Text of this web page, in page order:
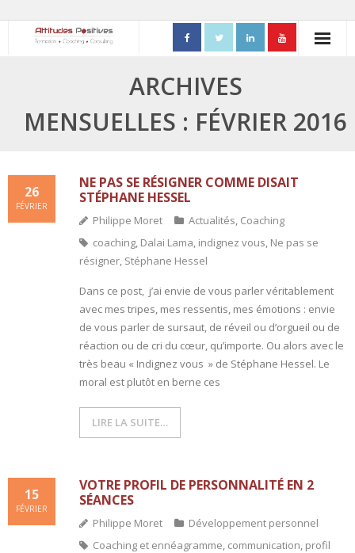
- Process Communication
- Adapter sa posture managériale
- Process Vente
- Triangle de Karpman
- Quality Teams
- L'intelligence émotionnelle
COACHING et CONSULTING
- Consulting
BLOG
ARCHIVES
MENSUELLES : FÉVRIER 2016
NE PAS SE RÉSIGNER COMME DISAIT
STÉPHANE HESSEL
26
FÉVRIER
Philippe Moret Actualités, Coaching
coaching, Dalai Lama, indignez vous, Ne pas se
résigner, Stéphane Hessel
Dans ce post, j’ai envie de vous parler véritablement
avec mes tripes, mes ressentis, mes émotions : envie
de vous parler de sursaut, de réveil ou d’orgueil ou de
réaction ou de cri du cœur, qu’importe. Ou alors avec le
très beau « Indignez vous » de Stéphane Hessel. Le
moral est plutôt en berne ces
LIRE LA SUITE…
VOTRE PROFIL DE PERSONNALITÉ EN 2
SÉANCES
15
FÉVRIER
Philippe Moret
Développement personnel
Coaching et ennéagramme, communication, profil